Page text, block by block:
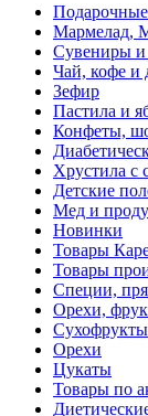
Мармелад,
Сувениры и
Чай, кофе и
Зефир
Пастила и
Конфеты,
Хрустила с
Детские
Мед и
Новинки
Товары
Товары
Специи,
Орехи,
Сухофрукты
Орехи
Цукаты
Товары по